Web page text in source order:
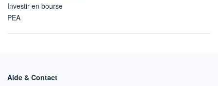
Investir en bourse
PEA
Aide & Contact